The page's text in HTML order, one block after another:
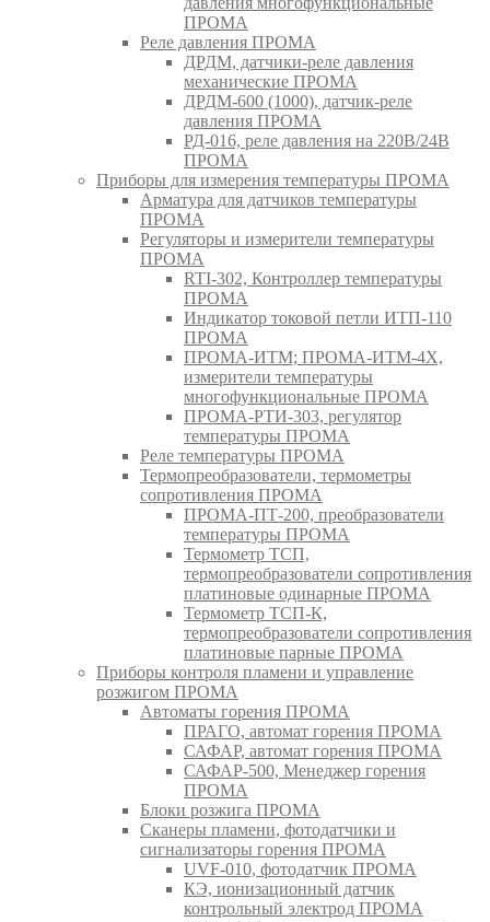
ПРОМА
Реле давления ПРОМА
ДРДМ, датчики-реле давления
механические ПРОМА
ДРДМ-600 (1000), датчик-реле
давления ПРОМА
РД-016, реле давления на 220В/24В
ПРОМА
Приборы для измерения температуры ПРОМА
Арматура для датчиков температуры
ПРОМА
Регуляторы и измерители температуры
ПРОМА
RTI-302, Контроллер температуры
ПРОМА
Индикатор токовой петли ИТП-110
ПРОМА
ПРОМА-ИТМ; ПРОМА-ИТМ-4Х,
измерители температуры
многофункциональные ПРОМА
ПРОМА-РТИ-303, регулятор
температуры ПРОМА
Реле температуры ПРОМА
Термопреобразователи, термометры
сопротивления ПРОМА
ПРОМА-ПТ-200, преобразователи
температуры ПРОМА
Термометр ТСП,
термопреобразователи сопротивления
платиновые одинарные ПРОМА
Термометр ТСП-К,
термопреобразователи сопротивления
платиновые парные ПРОМА
Приборы контроля пламени и управление
розжигом ПРОМА
Автоматы горения ПРОМА
ПРАГО, автомат горения ПРОМА
САФАР, автомат горения ПРОМА
САФАР-500, Менеджер горения
ПРОМА
Блоки розжига ПРОМА
Сканеры пламени, фотодатчики и
сигнализаторы горения ПРОМА
UVF-010, фотодатчик ПРОМА
КЭ, ионизационный датчик
контрольный электрод ПРОМА